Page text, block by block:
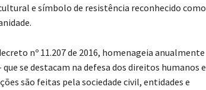
e símbolo de resistência reconhecido como
nº 11.207 de 2016, homenageia anualmente
se destacam na defesa dos direitos humanos e
são feitas pela sociedade civil, entidades e